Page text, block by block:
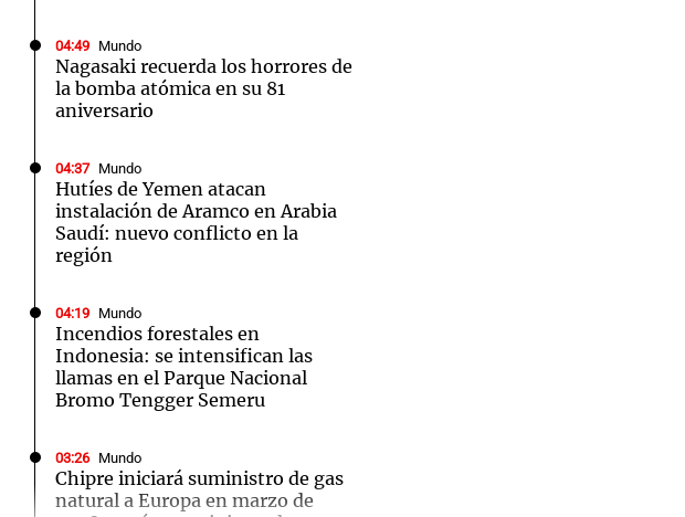
04:49 Mundo
Nagasaki recuerda los horrores de
la bomba atómica en su 81
aniversario
04:37 Mundo
Hutíes de Yemen atacan
instalación de Aramco en Arabia
Saudí: nuevo conflicto en la
región
04:19 Mundo
Incendios forestales en
Indonesia: se intensifican las
llamas en el Parque Nacional
Bromo Tengger Semeru
03:26 Mundo
Chipre iniciará suministro de gas
natural a Europa en marzo de
Cadena 3 en Groenlandia